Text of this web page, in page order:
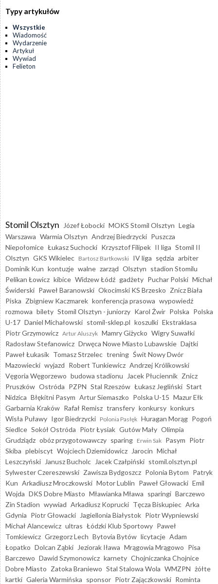
Typy artykułów
Wszystkie
Wiadomość
Wydarzenie
Artykuł
Wywiad
Felieton
Stomil Olsztyn Józef Łobocki MOKS Stomil Olsztyn Legia
Warszawa Warmia Olsztyn Andrzej Biedrzycki Puszcza
Niepołomice Łukasz Suchocki Krzysztof Filipek II liga Stomil II
Olsztyn GKS Wikielec Bartosz Bartkowski IV liga sędzia arbiter
Dominik Kun kontuzje walne zarząd Olsztyn stadion Stomilu
Pelikan Łowicz kibice Widzew Łódź gadżety Puchar Polski Michał
Świderski Paweł Baranowski Okocimski KS Brzesko Znicz Biała
Piska Zbigniew Kaczmarek konferencja prasowa wypowiedź
rozmowa bilety Stomil Olsztyn - juniorzy Karol Żwir Polska Polska
U-17 Daniel Michałowski stomil-sklep.pl koszulki Ekstraklasa
Piotr Grzymowicz Artur Aluszyk Mamry Giżycko Wigry Suwałki
Radosław Stefanowicz Drwęca Nowe Miasto Lubawskie Dajtki
Paweł Łukasik Tomasz Strzelec trening Świt Nowy Dwór
Mazowiecki wyjazd Robert Tunkiewicz Andrzej Królikowski
Vęgoria Węgorzewo budowa stadionu Jacek Płuciennik Znicz
Pruszków Ostróda PZPN Stal Rzeszów Łukasz Jegliński Start
Nidzica Błękitni Pasym Artur Siemaszko Polska U-15 Mazur Ełk
Garbarnia Kraków Rafał Remisz transfery konkursy konkurs
Wisła Puławy Igor Biedrzycki Polonia Pasłęk Huragan Morąg Pogoń
Siedlce Sokół Ostróda Piotr Łysiak Gutów Mały Olimpia
Grudziądz obóz przygotowawczy sparing Erwin Sak Pasym Piotr
Skiba plebiscyt Wojciech Dziemidowicz Jarocin Michał
Leszczyński
Janusz Bucholc Jacek Czałpiński stomil.olsztyn.pl
Sylwester Czereszewski Zawisza Bydgoszcz Polonia Bytom Patryk
Kun Arkadiusz Mroczkowski Motor Lublin Paweł Głowacki Emil
Wojda DKS Dobre Miasto Mławianka Mława sparingi Barczewo
Zin Stadion wywiad Arkadiusz Koprucki Tęcza Biskupiec Arka
Gdynia Piotr Głowacki Jagiellonia Białystok Piotr Wypniewski
Michał Alancewicz ultras Łódzki Klub Sportowy Paweł
Tomkiewicz Grzegorz Lech Bytovia Bytów licytacje Adam
Łopatko Dolcan Ząbki Jeziorak Iława Mrągowia Mrągowo Pisa
Barczewo Dawid Szymonowicz karnety Chojniczanka Chojnice
Dobre Miasto Zatoka Braniewo Stal Stalowa Wola WMZPN żółte
kartki Galeria Warmińska sponsor Piotr Zajączkowski Rominta